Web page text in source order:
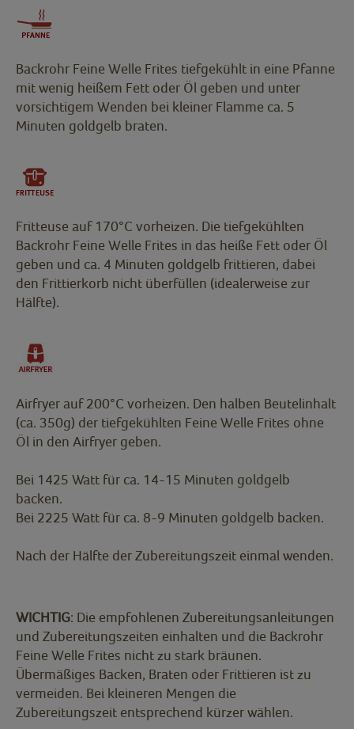
Backrohr Feine Welle Frites tiefgekühlt in eine Pfanne
mit wenig heißem Fett oder Öl geben und unter
vorsichtigem Wenden bei kleiner Flamme ca. 5
Minuten goldgelb braten.
Fritteuse auf 170°C vorheizen. Die tiefgekühlten
Backrohr Feine Welle Frites in das heiße Fett oder Öl
geben und ca. 4 Minuten goldgelb frittieren, dabei
den Frittierkorb nicht überfüllen (idealerweise zur
Hälfte).
Airfryer auf 200°C vorheizen. Den halben Beutelinhalt
(ca. 350g) der tiefgekühlten Feine Welle Frites ohne
Öl in den Airfryer geben.
Bei 1425 Watt für ca. 14-15 Minuten goldgelb
backen.
Bei 2225 Watt für ca. 8-9 Minuten goldgelb backen.
Nach der Hälfte der Zubereitungszeit einmal wenden.
WICHTIG: Die empfohlenen Zubereitungsanleitungen
und Zubereitungszeiten einhalten und die Backrohr
Feine Welle Frites nicht zu stark bräunen.
Übermäßiges Backen, Braten oder Frittieren ist zu
vermeiden. Bei kleineren Mengen die
Zubereitungszeit entsprechend kürzer wählen.